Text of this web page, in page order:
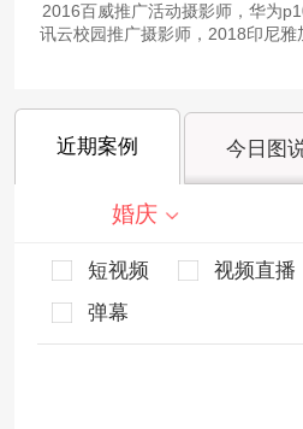
2016百威推广活动摄影师，华为
讯云校园推广摄影师，2018印尼
近期案例 今日图
婚庆
短视频 视频直播
弹幕